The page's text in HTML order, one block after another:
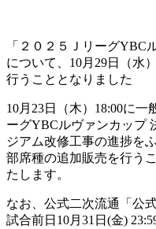
「２０２５ＪリーグYBC
について、10月29日（水
行うこととなりました
10月23日（木）18:00に
ーグYBCルヴァンカップ
ジアム改修工事の進捗を
部席種の追加販売を行う
たします。
なお、公式二次流通「公
試合前日10月31日(金)